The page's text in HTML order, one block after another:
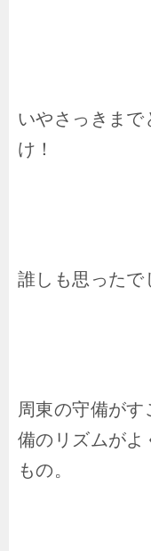
いやさっきまで
け！
誰しも思ったで
周東の守備が
備のリズムがよ
もの。